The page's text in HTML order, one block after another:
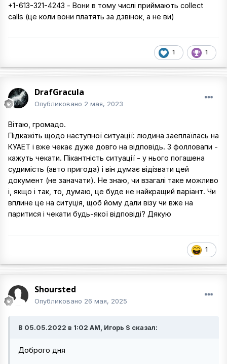
+1-613-321-4243 - Вони в тому числі приймають collect
calls (це коли вони платять за дзвінок, а не ви)
1 1
DrafGracula
Опубликовано 2 мая, 2023
Вітаю, громадо.
Підкажіть щодо наступної ситуації: людина заеплаїлась на
КУАЕТ і вже чекає дуже довго на відповідь. 3 фолловапи -
кажуть чекати. Пікантність ситуації - у нього погашена
судимість (авто пригода) і він думає відізвати цей
документ (не заначати). Не знаю, чи взагалі таке можливо
і, якщо і так, то, думаю, це буде не найкращий варіант. Чи
вплине це на ситуція, щоб йому дали візу чи вже на
паритися і чекати будь-якої відповіді? Дякую
1
Shoursted
Опубликовано 26 мая, 2025
В 05.05.2022 в 1:02 AM, Игорь S сказал:
Доброго дня